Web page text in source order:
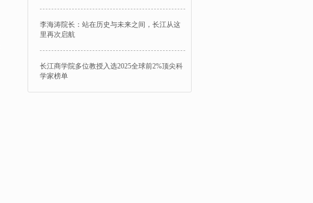
李海涛院长：站在历史与未来之间，长江从这
里再次启航
长江商学院多位教授入选2025全球前2%顶尖科
学家榜单